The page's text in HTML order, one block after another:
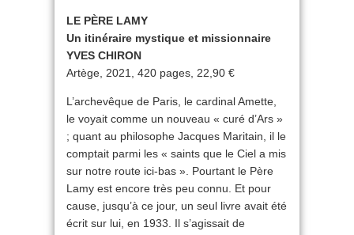
LE PÈRE LAMY
Un itinéraire mystique et missionnaire
YVES CHIRON
Artège, 2021, 420 pages, 22,90 €
L’archevêque de Paris, le cardinal Amette,
le voyait comme un nouveau « curé d’Ars »
; quant au philosophe Jacques Maritain, il le
comptait parmi les « saints que le Ciel a mis
sur notre route ici-bas ». Pourtant le Père
Lamy est encore très peu connu. Et pour
cause, jusqu’à ce jour, un seul livre avait été
écrit sur lui, en 1933. Il s’agissait de